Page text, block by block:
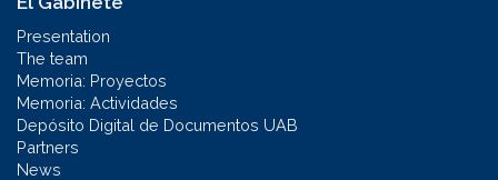
Presentation
The team
Memoria: Proyectos
Memoria: Actividades
Depósito Digital de Documentos UAB
Partners
News